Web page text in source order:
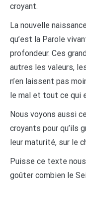
croyant.
La nouvelle
qu’est la Parole
profondeur. Ces
autres les valeurs,
n’en laissent pas
le mal et tout ce qui
Nous voyons aussi
croyants pour qu’ils
leur maturité, sur le
Puisse ce texte
goûter combien le